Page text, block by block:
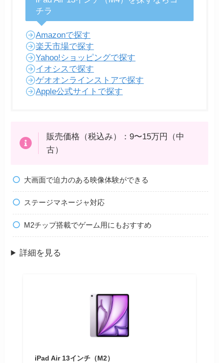
チラ
Amazonで探す
楽天市場で探す
Yahoo!ショッピングで探す
イオシスで探す
ゲオオンラインストアで探す
Apple公式サイトで探す
販売価格（税込み）：9〜15万円（中
古）
大画面で迫力のある映像体験ができる
ステージマネージャ対応
M2チップ搭載でゲーム用にもおすすめ
詳細を見る
iPad Air 13インチ（M2）